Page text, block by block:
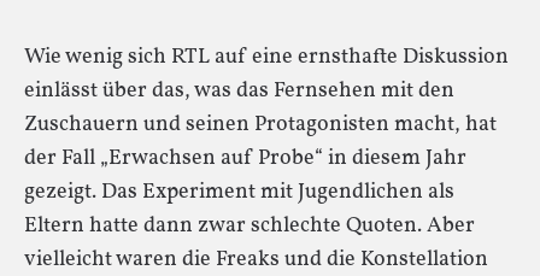
Wie wenig sich RTL auf eine ernsthafte Diskussion
einlässt über das, was das Fernsehen mit den
Zuschauern und seinen Protagonisten macht, hat
der Fall „Erwachsen auf Probe“ in diesem Jahr
gezeigt. Das Experiment mit Jugendlichen als
Eltern hatte dann zwar schlechte Quoten. Aber
vielleicht waren die Freaks und die Konstellation